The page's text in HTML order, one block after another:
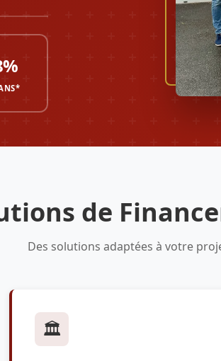
de
Des solutions adaptées à votre
🏛️